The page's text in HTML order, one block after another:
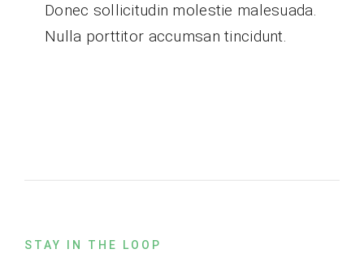
Donec sollicitudin molestie malesuada.
Nulla porttitor accumsan tincidunt.
STAY IN THE LOOP